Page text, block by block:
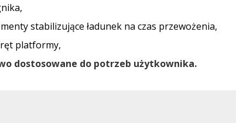
stabilizujące ładunek na czas przewożenia,
platformy,
dostosowane do potrzeb użytkownika.